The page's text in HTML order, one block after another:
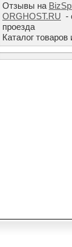
Отзывы на
ORGHOST.RU -
проезда
Каталог товаров